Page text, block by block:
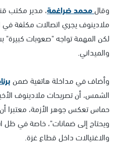
وقالمحمد ضراغمة، مدير مكتب
ملادينوف يجري اتصالات مكثفة
لكن المهمة تواجه "صعوبات
والميداني.
وأضاف في مداخلة هاتفية ضمن
الشمس، أن تصريحات ملادينوف
حماس تعكس جوهر الأزمة، معتبرا
ويحتاج إلى ضمانات"، خاصة في ظل
والاغتيالات داخل قطاع غزة.